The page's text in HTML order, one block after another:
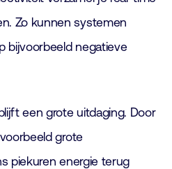
Zo kunnen systemen
bijvoorbeeld negatieve
een grote uitdaging. Door
grote
piekuren energie terug